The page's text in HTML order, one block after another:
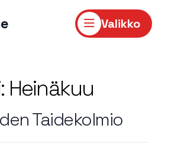
Valikko
Heinäkuu
Taidekolmio